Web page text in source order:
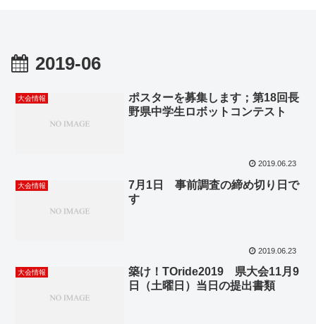
2019-06
大会情報
ポスターを募集します；第18回長
野県中学生ロボットコンテスト
2019.06.23
大会情報
7月1日 事前調査の締め切り日で
す
2019.06.23
大会情報
築け！TOride2019 県大会11月9
日（土曜日）当日の提出書類